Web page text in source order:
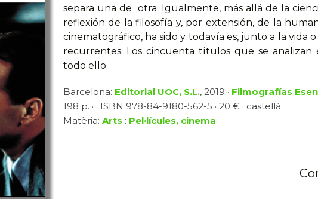
separa una de otra. Igualmente, más allá de la
reflexión de la filosofía y, por extensión, de la
cinematográfico, ha sido y todavía es, junto a la vida
recurrentes. Los cincuenta títulos que se analizan
todo ello.
Barcelona: Editorial UOC, S.L., 2019 · Filmografías
198 p. · · ISBN 978-84-9180-562-5 · 20 € · castellà
Matèria: Arts : Pel·lícules, cinema